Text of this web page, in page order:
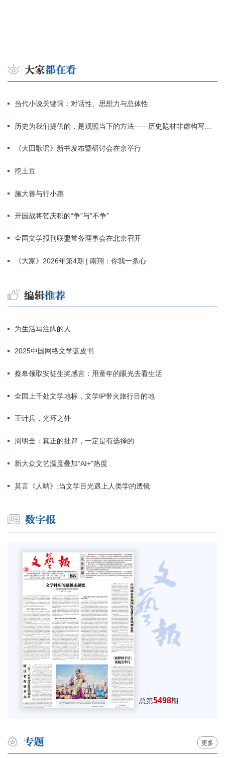
当代小说关键词：对话性、思想力与总体性
历史为我们提供的，是观照当下的方法——历史题材非虚构写作多人谈
《大田歌谣》新书发布暨研讨会在京举行
挖土豆
施大善与行小惠
开国战将贺庆积的“争”与“不争”
全国文学报刊联盟常务理事会在北京召开
《大家》2026年第4期 | 南翔：你我一条心
为生活写注脚的人
2025中国网络文学蓝皮书
蔡皋领取安徒生奖感言：用童年的眼光去看生活
全国上千处文学地标，文学IP带火旅行目的地
王计兵，光环之外
周明全：真正的批评，一定是有选择的
新大众文艺温度叠加“AI+”热度
莫言《人呐》:当文学目光遇上人类学的透镜
总第5498期
更多